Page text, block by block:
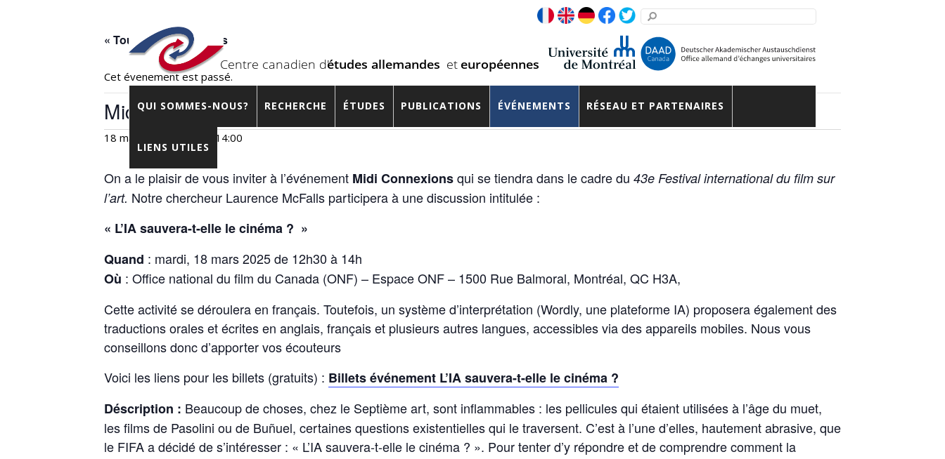
QUI SOMMES-NOUS? RECHERCHE ÉTUDES PUBLICATIONS ÉVÉNEMENTS RÉSEAU ET PARTENAIRES
LIENS UTILES
« Tous les Évènements
Cet évènement est passé.
Midi Connexions : L’IA sauvera-t-elle le cinéma ?
18 mars 2025 – 12:30 14:00
On a le plaisir de vous inviter à l’événement Midi Connexionsqui se tiendra dans le cadre du 43e Festival international du film sur
l’art. Notre chercheur Laurence McFalls participera à une discussion intitulée :
« L’IA sauvera-t-elle le cinéma ? »
Quand : mardi, 18 mars 2025 de 12h30 à 14h
Où : Office national du film du Canada (ONF) – Espace ONF – 1500 Rue Balmoral, Montréal, QC H3A,
Cette activité se déroulera en français. Toutefois, un système d’interprétation (Wordly, une plateforme IA) proposera également des
traductions orales et écrites en anglais, français et plusieurs autres langues, accessibles via des appareils mobiles. Nous vous
conseillons donc d’apporter vos écouteurs
Voici les liens pour les billets (gratuits) : Billets événement L’IA sauvera-t-elle le cinéma ?
Déscription : Beaucoup de choses, chez le Septième art, sont inflammables : les pellicules qui étaient utilisées à l’âge du muet,
les films de Pasolini ou de Buñuel, certaines questions existentielles qui le traversent. C’est à l’une d’elles, hautement abrasive, que
le FIFA a décidé de s’intéresser : « L’IA sauvera-t-elle le cinéma ? ». Pour tenter d’y répondre et de comprendre comment la